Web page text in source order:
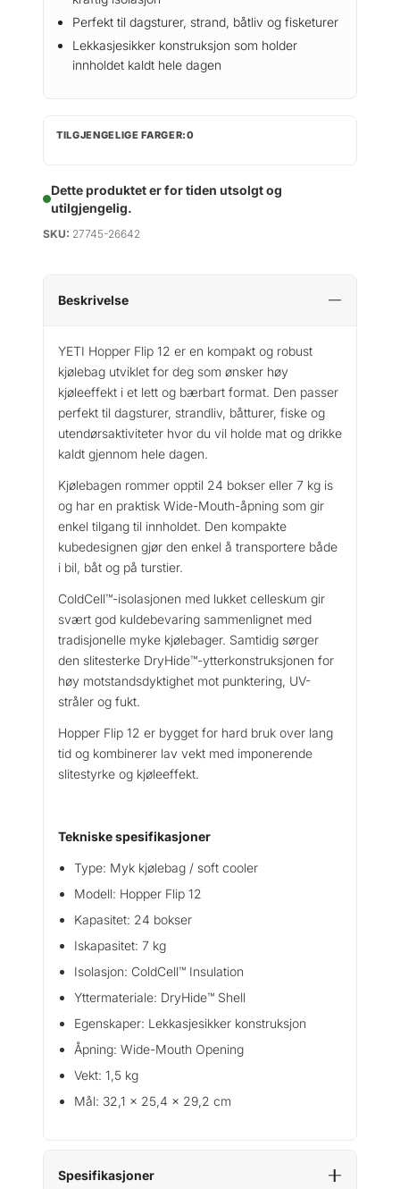
Perfekt til dagsturer, strand, båtliv og fisketurer
Lekkasjesikker konstruksjon som holder
innholdet kaldt hele dagen
TILGJENGELIGE FARGER:0
Dette produktet er for tiden utsolgt og
utilgjengelig.
SKU: 27745-26642
Beskrivelse
YETI Hopper Flip 12 er en kompakt og robust
kjølebag utviklet for deg som ønsker høy
kjøleeffekt i et lett og bærbart format. Den passer
perfekt til dagsturer, strandliv, båtturer, fiske og
utendørsaktiviteter hvor du vil holde mat og drikke
kaldt gjennom hele dagen.
Kjølebagen rommer opptil 24 bokser eller 7 kg is
og har en praktisk Wide-Mouth-åpning som gir
enkel tilgang til innholdet. Den kompakte
kubedesignen gjør den enkel å transportere både
i bil, båt og på turstier.
ColdCell™-isolasjonen med lukket celleskum gir
svært god kuldebevaring sammenlignet med
tradisjonelle myke kjølebager. Samtidig sørger
den slitesterke DryHide™-ytterkonstruksjonen for
høy motstandsdyktighet mot punktering, UV-
stråler og fukt.
Hopper Flip 12 er bygget for hard bruk over lang
tid og kombinerer lav vekt med imponerende
slitestyrke og kjøleeffekt.
Tekniske spesifikasjoner
Type: Myk kjølebag / soft cooler
Modell: Hopper Flip 12
Kapasitet: 24 bokser
Iskapasitet: 7 kg
Isolasjon: ColdCell™ Insulation
Yttermateriale: DryHide™ Shell
Egenskaper: Lekkasjesikker konstruksjon
Åpning: Wide-Mouth Opening
Vekt: 1,5 kg
Mål: 32,1 x 25,4 x 29,2 cm
Spesifikasjoner